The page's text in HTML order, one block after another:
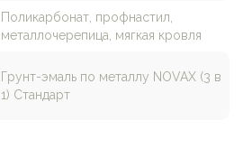
Поликарбонат, профнастил,
металлочерепица, мягкая кровля
Грунт-эмаль по металлу NOVAX (3 в
1) Стандарт